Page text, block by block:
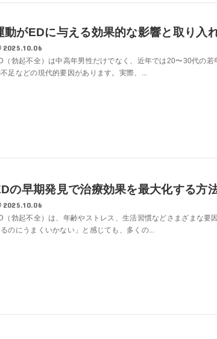
動がEDに与える効果的な影響と取り入
2025.10.06
（勃起不全）は中高年男性だけでなく、近年では20〜30代の
足などの現代的要因があります。実際、...
の早期発見で治療効果を最大化する方
2025.10.06
（勃起不全）は、年齢やストレス、生活習慣などさまざまな
のにうまくいかない」と感じても、多くの...